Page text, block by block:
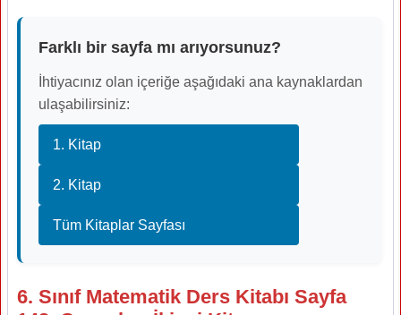
Farklı bir sayfa mı arıyorsunuz?
İhtiyacınız olan içeriğe aşağıdaki ana kaynaklardan
ulaşabilirsiniz:
1. Kitap
2. Kitap
Tüm Kitaplar Sayfası
6. Sınıf Matematik Ders Kitabı Sayfa